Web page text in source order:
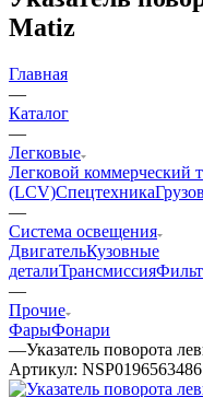
Matiz
Главная
—
Каталог
—
Легковые
Легковой коммерческий
(LCV)Спецтехника
—
Система освещения
ДвигательКузовные
деталиТрансмиссия
—
Прочие
ФарыФонари
—Указатель поворота
Артикул: NSP0196563486